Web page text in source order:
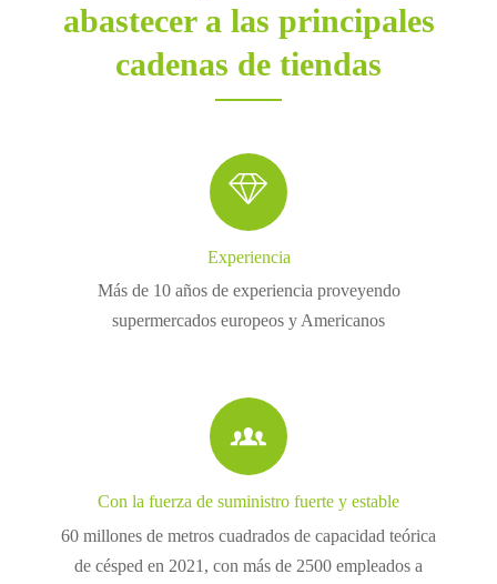
abastecer a las principales
cadenas de tiendas

Experiencia
Más de 10 años de experiencia proveyendo
supermercados europeos y Americanos

Con la fuerza de suministro fuerte y estable
60 millones de metros cuadrados de capacidad teórica
de césped en 2021, con más de 2500 empleados a